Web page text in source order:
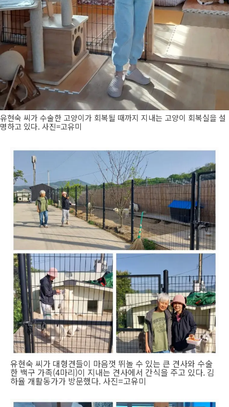
유현숙 씨가 수술한 고양이가 회복될 때까지 지내는 고양이 회복실을 설
명하고 있다. 사진=고유미
유현숙 씨가 대형견들이 마음껏 뛰놀 수 있는 큰 견사와 수술
한 백구 가족(4마리)이 지내는 견사에서 간식을 주고 있다. 김
하율 개활동가가 방문했다. 사진=고유미